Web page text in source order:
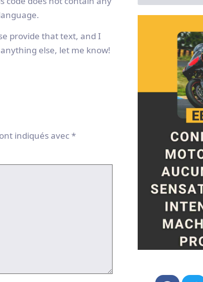
provide that text, and I
else, let me know!
indiqués avec*